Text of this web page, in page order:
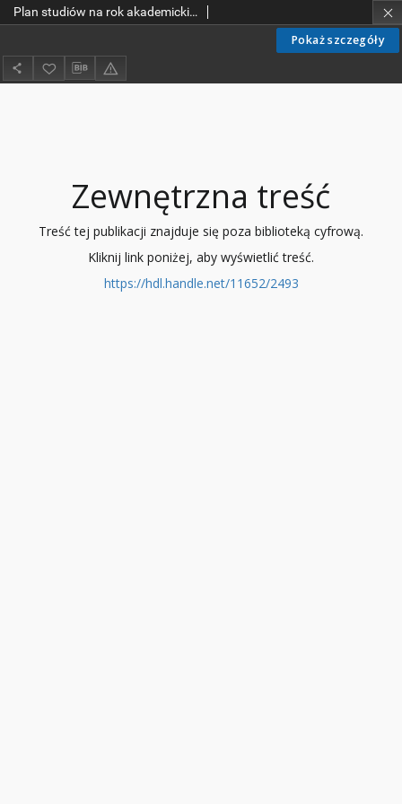
Pokaż szczegóły
Plan studiów na rok akademicki 1984/85
Zewnętrzna treść
Treść tej publikacji znajduje się poza biblioteką cyfrową.
Kliknij link poniżej, aby wyświetlić treść.
https://hdl.handle.net/11652/2493